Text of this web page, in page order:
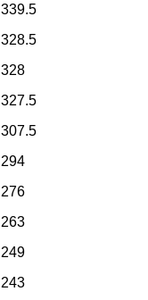
339.5
328.5
328
327.5
307.5
294
276
263
249
243